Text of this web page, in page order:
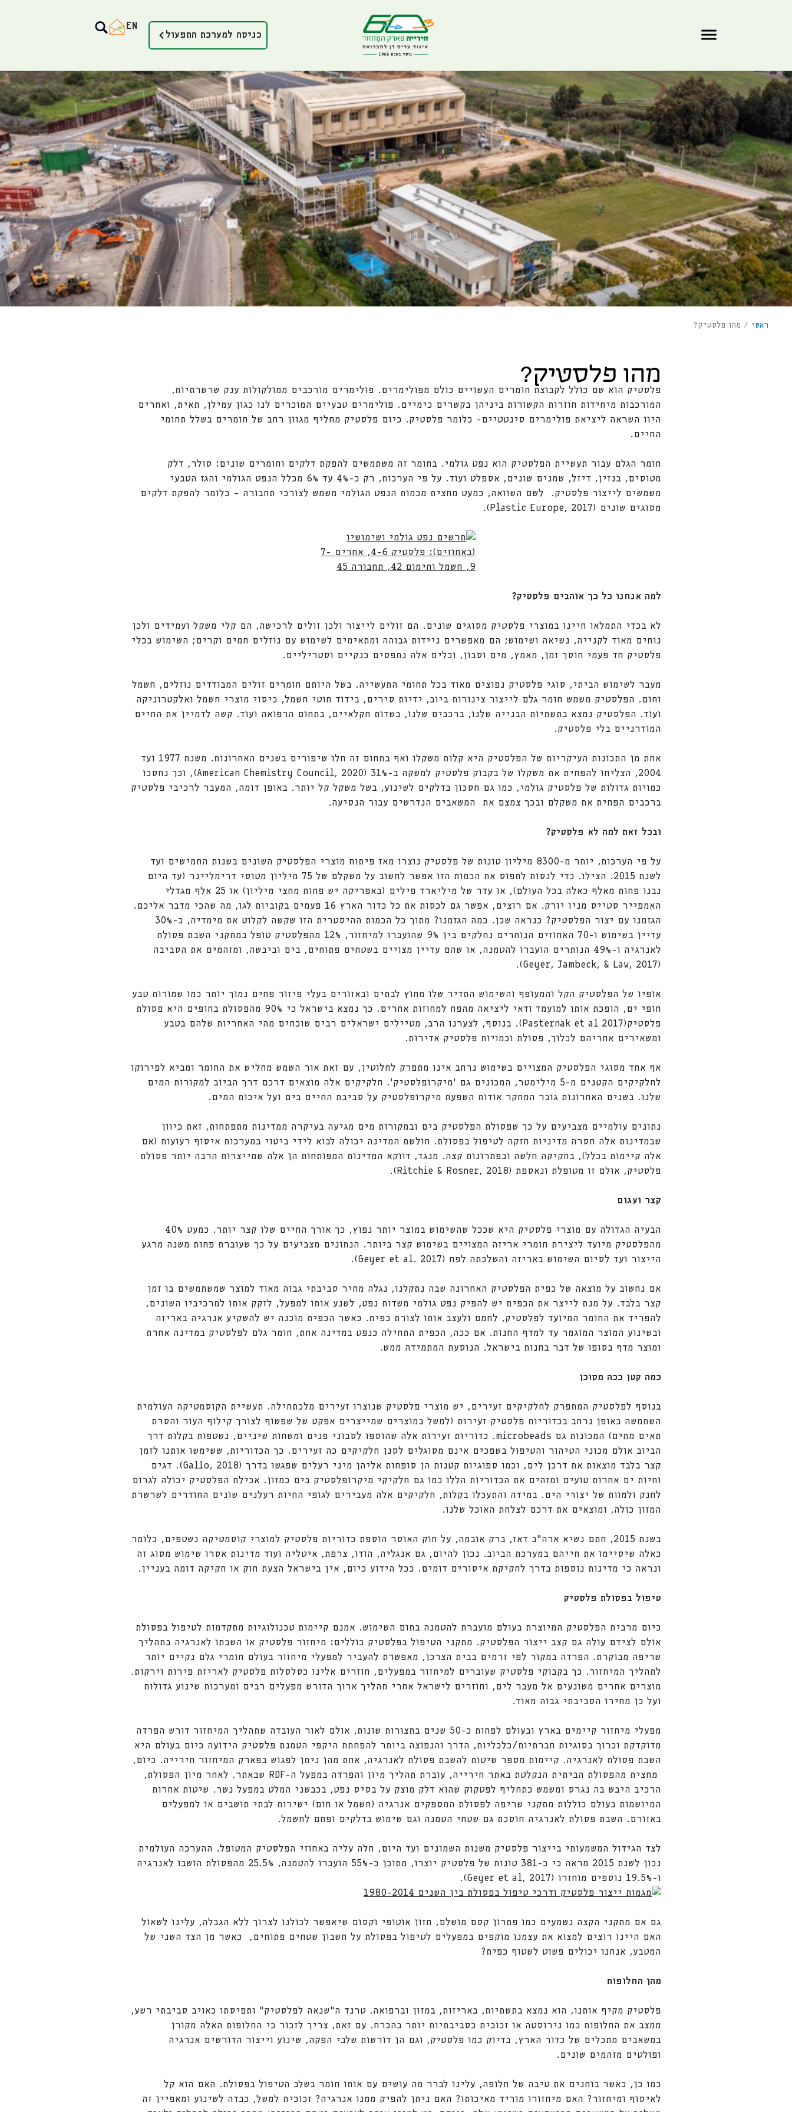
כניסה למערכת התפעול
EN
ראשי / מהו פלסטיק?
מהו פלסטיק?
פלסטיק הוא שם כולל לקבוצת חומרים העשויים כולם מפולימרים. פולימרים מורכבים ממולקולות ענק שרשרתיות,
המורכבות מיחידות חוזרות הקשורות ביניהן בקשרים כימיים. פולימרים טבעיים המוכרים לנו כגון עמילן, תאית, ואחרים
היוו השראה ליציאת פולימרים סינטטיים- כלומר פלסטיק. כיום פלסטיק מחליף מגוון רחב של חומרים בשלל תחומי
החיים.
חומר הגלם עבור תעשיית הפלסטיק הוא נפט גולמי. בחומר זה משתמשים להפקת דלקים וחומרים שונים: סולר, דלק
מטוסים, בנזין, דיזל, שמנים שונים, אספלט ועוד. על פי הערכות, רק כ-4% עד 6% מכלל הנפט הגולמי והגז הטבעי
משמשים לייצור פלסטיק. לשם השוואה, כמעט מחצית מכמות הנפט הגולמי משמש לצורכי תחבורה – כלומר להפקת דלקים
מסוגים שונים (Plastic Europe, 2017).
למה אנחנו כל כך אוהבים פלסטיק?
לא בכדי התמלאו חיינו במוצרי פלסטיק מסוגים שונים. הם זולים לייצור ולכן זולים לרכישה, הם קלי משקל ועמידים ולכן
נוחים מאוד לקנייה, נשיאה ושימוש; הם מאפשרים ניידות גבוהה ומתאימים לשימוש עם נוזלים חמים וקרים; השימוש בכלי
פלסטיק חד פעמי חוסך זמן, מאמץ, מים וסבון, וכלים אלה נתפסים כנקיים וסטריליים.
מעבר לשימוש הביתי, סוגי פלסטיק נפוצים מאוד בכל תחומי התעשייה. בשל היותם חומרים זולים המבודדים נוזלים, חשמל
וחום. הפלסטיק משמש חומר גלם לייצור צינורות ביוב, ידיות סירים, בידוד חוטי חשמל, כיסוי מוצרי חשמל ואלקטרוניקה
ועוד. הפלסטיק נמצא בתשתיות הבנייה שלנו, ברכבים שלנו, בשדות חקלאיים, בתחום הרפואה ועוד. קשה לדמיין את החיים
המודרניים בלי פלסטיק.
אחת מן התכונות העיקריות של הפלסטיק היא קלות משקלו ואף בתחום זה חלו שיפורים בשנים האחרונות. משנת 1977 ועד
2004, הצליחו להפחית את משקלו של בקבוק פלסטיק למשקה ב-31% (American Chemistry Council, 2020), וכך נחסכו
כמויות גדולות של פלסטיק גולמי, כמו גם חסכון בדלקים לשינוע, בשל משקל קל יותר. באופן דומה, המעבר לרכיבי פלסטיק
ברכבים הפחית את משקלם ובכך צמצם את המשאבים הנדרשים עבור הנסיעה.
ובכל זאת למה לא פלסטיק?
על פי הערכות, יותר מ-8300 מיליון טונות של פלסטיק נוצרו מאז פיתוח מוצרי הפלסטיק השונים בשנות החמישים ועד
לשנת 2015. הצילו. כדי לנסות לתפוס את הכמות הזו אפשר לחשוב על משקלם של 75 מיליון מטוסי דרימליינר (עד היום
נבנו פחות מאלף כאלה בכל העולם), או עדר של מיליארד פילים (באפריקה יש פחות מחצי מיליון) או 25 אלף מגדלי
האמפייר סטייס מניו יורק. אם רוצים, אפשר גם לכסות את כל כדור הארץ 16 פעמים בקוביות לגו, מה שהכי מדבר אליכם.
הגזמנו עם יצור הפלסטיק? כנראה שכן. כמה הגזמנו? מתוך כל הכמות ההיסטרית הזו שקשה לקלוט את מימדיה, כ-30%
עדיין בשימוש ו-70 האחוזים הנותרים נחלקים בין 9% שהועברו למיחזור, 12% מהפלסטיק טופל במתקני השבת פסולת
לאנרגיה ו-49% הנותרים הועברו להטמנה, או שהם עדיין מצויים בשטחים פתוחים, בים וביבשה, ומזהמים את הסביבה
(Geyer, Jambeck, & Law, 2017).
אופיו של הפלסטיק הקל והמעופף והשימוש התדיר שלו מחוץ לבתים ובאזורים בעלי פיזור פחים נמוך יותר כמו שמורות טבע
חופי ים, הופכת אותו למועמד ודאי ליציאה מהפח למחוזות אחרים. כך נמצא בישראל כי 90% מהפסולת בחופים היא פסולת
פלסטיק(Pasternak et al 2017). בנוסף, לצערנו הרב, מטיילים ישראלים רבים שוכחים מהי האחריות שלהם בטבע
ומשאירים אחריהם לכלוך, פסולת וכמויות פלסטיק אדירות.
אף אחד מסוגי הפלסטיק המצויים בשימוש נרחב אינו מתפרק לחלוטין, עם זאת אור השמש מחליש את החומר ומביא לפירוקו
לחלקיקים הקטנים מ-5 מילימטר, המכונים גם 'מיקרופלסטיק'. חלקיקים אלה מוצאים דרכם דרך הביוב למקורות המים
שלנו. בשנים האחרונות גובר המחקר אודות השפעת מיקרופלסטיק על סביבת החיים בים ועל איכות המים.
נתונים עולמיים מצביעים על כך שפסולת הפלסטיק בים ובמקורות מים מגיעה בעיקרה ממדינות מתפתחות, זאת כיוון
שבמדינות אלה חסרה מדיניות חזקה לטיפול בפסולת. חולשת המדינה יכולה לבוא לידי ביטוי במערכות איסוף רעועות (אם
אלה קיימות בכלל), בחקיקה חלשה ובפתרונות קצה. מנגד, דווקא המדינות המפותחות הן אלה שמייצרות הרבה יותר פסולת
פלסטיק, אולם זו מטופלת ונאספת (Ritchie & Rosner, 2018).
קצר ועגום
הבעיה הגדולה עם מוצרי פלסטיק היא שככל שהשימוש במוצר יותר נפוץ, כך אורך החיים שלו קצר יותר. כמעט 40%
מהפלסטיק מיועד ליצירת חומרי אריזה המצויים בשימוש קצר ביותר. הנתונים מצביעים על כך שעוברת פחות משנה מרגע
הייצור ועד לסיום השימוש באריזה והשלכתה לפח (Geyer et al. 2017).
אם נחשוב על מוצאה של כפית הפלסטיק האחרונה שבה נתקלנו, נגלה מחיר סביבתי גבוה מאוד למוצר שמשתמשים בו זמן
קצר בלבד. על מנת לייצר את הכפית יש להפיק נפט גולמי משדות נפט, לשנע אותו למפעל, לזקק אותו למרכיביו השונים,
להפריד את החומר המיועד לפלסטיק, לחמם ולעצב אותו לצורת כפית. כאשר הכפית מוכנה יש להשקיע אנרגיה באריזה
ובשינוע המוצר המוגמר עד למדף החנות. אם ככה, הכפית התחילה כנפט במדינה אחת, חומר גלם לפלסטיק במדינה אחרת
ומוצר מדף בסופו של דבר בחנות בישראל. הנוסעת המתמידה ממש.
כמה קטן ככה מסוכן
בנוסף לפלסטיק המתפרק לחלקיקים זעירים, יש מוצרי פלסטיק שנוצרו זעירים מלכתחילה. תעשיית הקוסמטיקה העולמית
השתמשה באופן נרחב בכדוריות פלסטיק זעירות (למשל במוצרים שמייצרים אפקט של שפשוף לצורך קילוף העור והסרת
תאים מתים) המכונות גם microbeads. כדוריות זעירות אלה שהוספו לסבוני פנים ומשחות שיניים, נשטפות בקלות דרך
הביוב אולם מכוני הטיהור והטיפול בשפכים אינם מסוגלים לסנן חלקיקים כה זעירים. כך הכדוריות, ששימשו אותנו לזמן
קצר בלבד מוצאות את דרכן לים, וכמו ספוגיות קטנות הן סופחות אליהן מיני רעלים שפגשו בדרך (Gallo, 2018). דגים
וחיות ים אחרות טועים ומזהים את הכדוריות הללו כמו גם חלקיקי מיקרופלסטיק בים כמזון. אכילת הפלסטיק יכולה לגרום
לחנק ולמוות של יצורי הים. במידה והתעכלו בקלות, חלקיקים אלה מעבירים לגופי החיות רעלנים שונים החודרים לשרשרת
המזון כולה, ומוצאים את דרכם לצלחת האוכל שלנו.
בשנת 2015, חתם נשיא ארה"ב דאז, ברק אובמה, על חוק האוסר הוספת כדוריות פלסטיק למוצרי קוסמטיקה נשטפים, כלומר
כאלה שיסיימו את חייהם במערכת הביוב. נכון להיום, גם אנגליה, הודו, צרפת, איטליה ועוד מדינות אסרו שימוש מסוג זה
ונראה כי מדינות נוספות בדרך לחקיקת איסורים דומים. ככל הידוע כיום, אין בישראל הצעת חוק או חקיקה דומה בעניין.
טיפול בפסולת פלסטיק
כיום מרבית הפלסטיק המיוצרת בעולם מועברת להטמנה בתום השימוש. אמנם קיימות טכנולוגיות מתקדמות לטיפול בפסולת
אולם לצידם עולה גם קצב ייצור הפלסטיק. מתקני הטיפול בפלסטיק כוללים: מיחזור פלסטיק או השבתו לאנרגיה בתהליך
שריפה מבוקרת. הפרדה במקור לפי זרמים בבית הצרכן, מאפשרת להעביר למפעלי מיחזור בעולם חומרי גלם נקיים יותר
לתהליך המיחזור. כך בקבוקי פלסטיק שעוברים למיחזור במפעלים, חוזרים אלינו כסלסלות פלסטיק לאריזת פירות וירקות.
מוצרים אחרים משונעים אל מעבר לים, וחוזרים לישראל אחרי תהליך ארוך הדורש מפעלים רבים ומערכות שינוע גדולות
ועל כן מחירו הסביבתי גבוה מאוד.
מפעלי מיחזור קיימים בארץ ובעולם לפחות כ-50 שנים בתצורות שונות, אולם לאור העובדה שתהליך המיחזור דורש הפרדה
מדוקדקת וכרוך בסוגיות חברתיות/כלכליות, הדרך והנפוצה ביותר להפחתת היקפי הטמנת פלסטיק הידועה כיום בעולם היא
השבת פסולת לאנרגיה. קיימות מספר שיטות להשבת פסולת לאנרגיה, אחת מהן ניתן לפגוש בפארק המיחזור חירייה. כיום,
מחצית מהפסולת הביתית הנקלטת באתר חירייה, עוברת תהליך מיון והפרדה במפעל ה-RDF שבאתר. לאחר מיון הפסולת,
הרכיב היבש בה נגרס ומשמש כתחליף לפטקוק שהוא דלק מוצק על בסיס נפט, בכבשני המלט במפעל נשר. שיטות אחרות
המיושמות בעולם כוללות מתקני שריפה לפסולת המספקים אנרגיה (חשמל או חום) ישירות לבתי תושבים או למפעלים
באזורם. השבת פסולת לאנרגיה חוסכת גם שטחי הטמנה וגם שימוש בדלקים ופחם לחשמל.
לצד הגידול המשמעותי בייצור פלסטיק משנות השמונים ועד היום, חלה עליה באחוזי הפלסטיק המטופל. ההערכה העולמית
נכון לשנת 2015 מראה כי כ-381 טונות של פלסטיק יוצרו, מתוכן כ-55% הועברו להטמנה, 25.5% מהפסולת הושבו לאנרגיה
ו-19.5% נוספים מוחזרו (Geyer et al, 2017).
גם אם מתקני הקצה נשמעים כמו פתרון קסם מושלם, חזון אוטופי וקסום שיאפשר לכולנו לצרוך ללא הגבלה, עלינו לשאול
האם היינו רוצים למצוא את עצמנו מוקפים במפעלים לטיפול בפסולת על חשבון שטחים פתוחים, כאשר מן הצד השני של
המטבע, אנחנו יכולים פשוט לשטוף כפית?
מהן החלופות
פלסטיק מקיף אותנו, הוא נמצא בתשתיות, באריזות, במזון וברפואה. טרנד ה"שנאה לפלסטיק" ותפיסתו כאויב סביבתי רשע,
ממצב את החלופות כמו נירוסטה או זכוכית כסביבתיות יותר בהכרח. עם זאת, צריך לזכור כי החלופות האלה מקורן
במשאבים מתכלים של כדור הארץ, בדיוק כמו פלסטיק, וגם הן דורשות שלבי הפקה, שינוע וייצור הדורשים אנרגיה
ופולטים מזהמים שונים.
כמו כן, כאשר בוחנים את טיבה של חלופה, עלינו לברר מה עושים עם אותו חומר בשלב הטיפול בפסולת. האם הוא קל
לאיסוף ומיחזור? האם מיחזורו מוריד מאיכותו? האם ניתן להפיק ממנו אנרגיה? זכוכית למשל, כבדה לשינוע ומאפיין זה